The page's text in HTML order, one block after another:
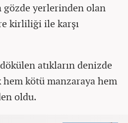
gözde yerlerinden olan
kirliliği ile karşı
atıkların denizde
kötü manzaraya hem
oldu.